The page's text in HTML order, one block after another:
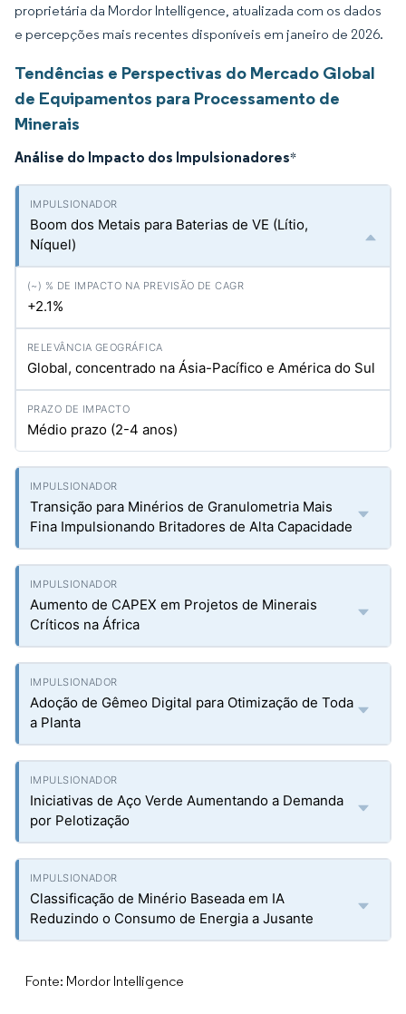
proprietária da Mordor Intelligence, atualizada com os dados
e percepções mais recentes disponíveis em janeiro de 2026.
Tendências e Perspectivas do Mercado Global
de Equipamentos para Processamento de
Minerais
Análise do Impacto dos Impulsionadores*
Boom dos Metais para Baterias de VE (Lítio,
Níquel)
+2.1%
Global, concentrado na Ásia-Pacífico e América do Sul
Médio prazo (2-4 anos)
Transição para Minérios de Granulometria Mais
Fina Impulsionando Britadores de Alta Capacidade
Aumento de CAPEX em Projetos de Minerais
Críticos na África
Adoção de Gêmeo Digital para Otimização de Toda
a Planta
Iniciativas de Aço Verde Aumentando a Demanda
por Pelotização
Classificação de Minério Baseada em IA
Reduzindo o Consumo de Energia a Jusante
Fonte: Mordor Intelligence